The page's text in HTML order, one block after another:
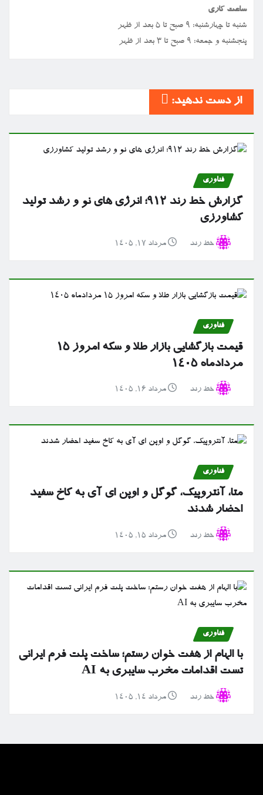
ساعت کاری
شنبه تا چهارشنبه: ۹ صبح تا ۵ بعد از ظهر
پنجشنبه و جمعه: ۹ صبح تا ۳ بعد از ظهر
از دست ندهید:
فناوری
گزارش خط رند ۹۱۲؛ انرژی های نو و رشد تولید
کشاورزی
خط رند مرداد ۱۷, ۱۴۰۵
فناوری
قیمت بازگشایی بازار طلا و سکه امروز ۱۵
مردادماه ۱۴۰۵
خط رند مرداد ۱۶, ۱۴۰۵
فناوری
متا، آنتروپیک، گوگل و اوپن ای آی به کاخ سفید
احضار شدند
خط رند مرداد ۱۵, ۱۴۰۵
فناوری
با الهام از هفت خوان رستم؛ ساخت پلت فرم ایرانی
تست اقدامات مخرب سایبری به AI
خط رند مرداد ۱۴, ۱۴۰۵